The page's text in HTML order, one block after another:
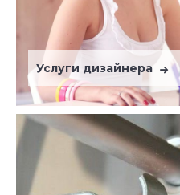
Услуги дизайнера